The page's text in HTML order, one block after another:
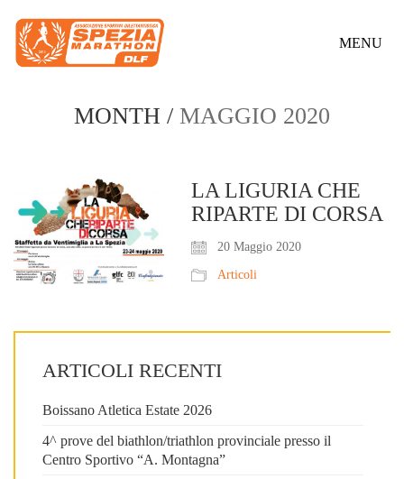
MENU
MONTH / MAGGIO 2020
LA LIGURIA CHE
RIPARTE DI CORSA
20 Maggio 2020
Articoli
ARTICOLI RECENTI
Boissano Atletica Estate 2026
4^ prove del biathlon/triathlon provinciale presso il
Centro Sportivo “A. Montagna”